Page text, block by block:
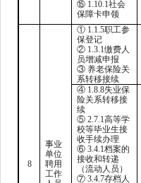
⑮ 1.10.1社会
保障卡申领
8
事业
单位
聘用
工作
① 1.1.5职工参
保登记
② 1.3.1缴费人
员增减申报
③ 养老保险关
系转移接续
④ 1.8.8失业保
险关系转移接
续
⑤ 2.7.1高等学
校等毕业生接
收手续办理
⑥ 3.4.1档案的
接收和转递
（流动人员）
⑦ 3.4.7存档人